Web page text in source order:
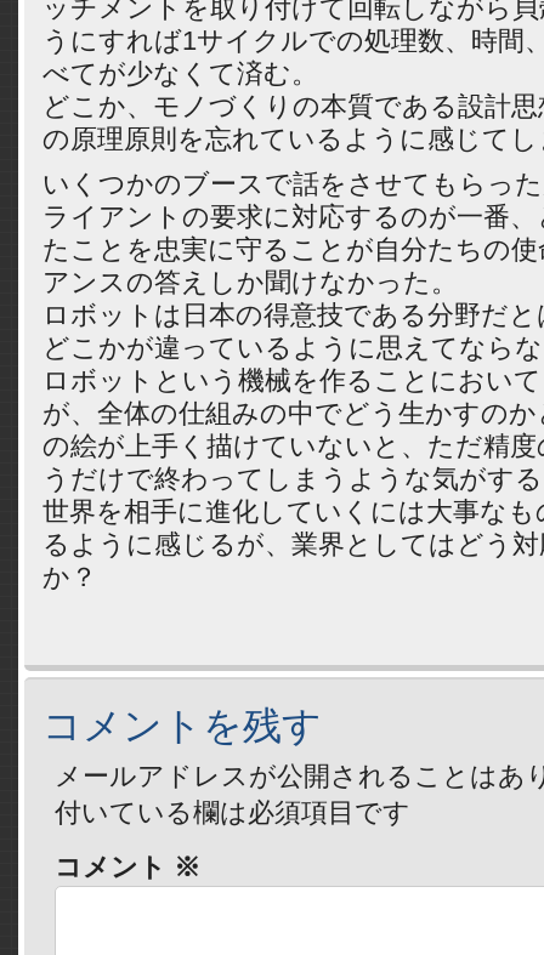
ッチメントを取り付けて回転しながら
うにすれば1サイクルでの処理数、時間
べてが少なくて済む。
どこか、モノづくりの本質である設計
の原理原則を忘れているように感じて
いくつかのブースで話をさせてもらっ
ライアントの要求に対応するのが一番
たことを忠実に守ることが自分たちの
アンスの答えしか聞けなかった。
ロボットは日本の得意技である分野だ
どこかが違っているように思えてなら
ロボットという機械を作ることにおい
が、全体の仕組みの中でどう生かすの
の絵が上手く描けていないと、ただ精
うだけで終わってしまうような気がす
世界を相手に進化していくには大事な
るように感じるが、業界としてはどう
か？
コメントを残す
メールアドレスが公開されることはあ
付いている欄は必須項目です
コメント ※